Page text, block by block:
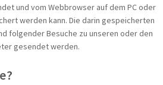
und vom Webbrowser auf dem PC oder
werden kann. Die darin gespeicherten
folgender Besuche zu unseren oder den
gesendet werden.